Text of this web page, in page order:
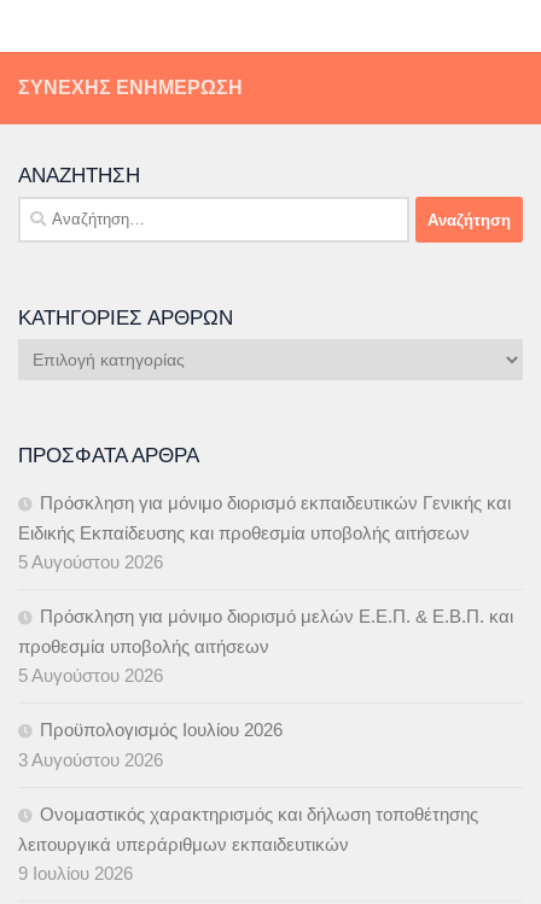
ΣΥΝΕΧΉΣ ΕΝΗΜΈΡΩΣΗ
ΑΝΑΖΉΤΗΣΗ
Αναζήτηση
για:
ΚΑΤΗΓΟΡΊΕΣ ΆΡΘΡΩΝ
Κατηγορίες
ΠΡΌΣΦΑΤΑ ΆΡΘΡΑ
Πρόσκληση για μόνιμο διορισμό εκπαιδευτικών Γενικής και
Ειδικής Εκπαίδευσης και προθεσμία υποβολής αιτήσεων
5 Αυγούστου 2026
Πρόσκληση για μόνιμο διορισμό μελών Ε.Ε.Π. & Ε.Β.Π. και
προθεσμία υποβολής αιτήσεων
5 Αυγούστου 2026
Προϋπολογισμός Ιουλίου 2026
3 Αυγούστου 2026
Ονομαστικός χαρακτηρισμός και δήλωση τοποθέτησης
λειτουργικά υπεράριθμων εκπαιδευτικών
9 Ιουλίου 2026